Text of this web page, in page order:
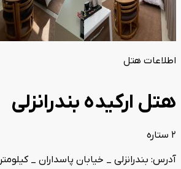
اطلاعات هتل
هتل ارکیده بندرانزلی
2 ستاره
آدرس: بندرانزلی _ خیابان پاسداران _ کیلومتر 4 _ روبه روی تالار گیشه